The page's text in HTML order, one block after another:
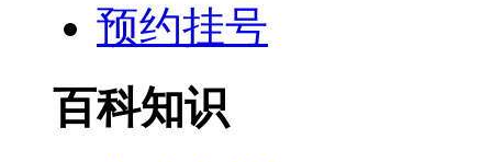
预约挂号
百科知识